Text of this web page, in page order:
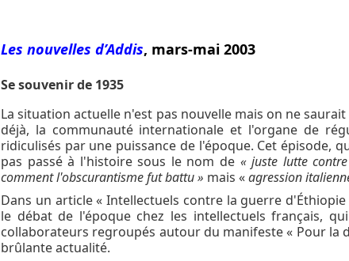
Les nouvelles d’Addis, mars-mai 2003
Se souvenir de 1935
La situation actuelle n'est pas nouvelle mais on ne
déjà, la communauté internationale et l'organe de
ridiculisés par une puissance de l'époque. Cet épisode,
pas passé à l'histoire sous le nom de « juste lutte
comment l'obscurantisme fut battu » mais «agression
Dans un article « Intellectuels contre la guerre
le débat de l'époque chez les intellectuels français,
collaborateurs regroupés autour du manifeste « Pour la
brûlante actualité.